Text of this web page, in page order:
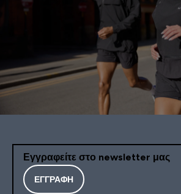
Εγγραφείτε στο newsletter μας
ΕΓΓΡΑΦΉ